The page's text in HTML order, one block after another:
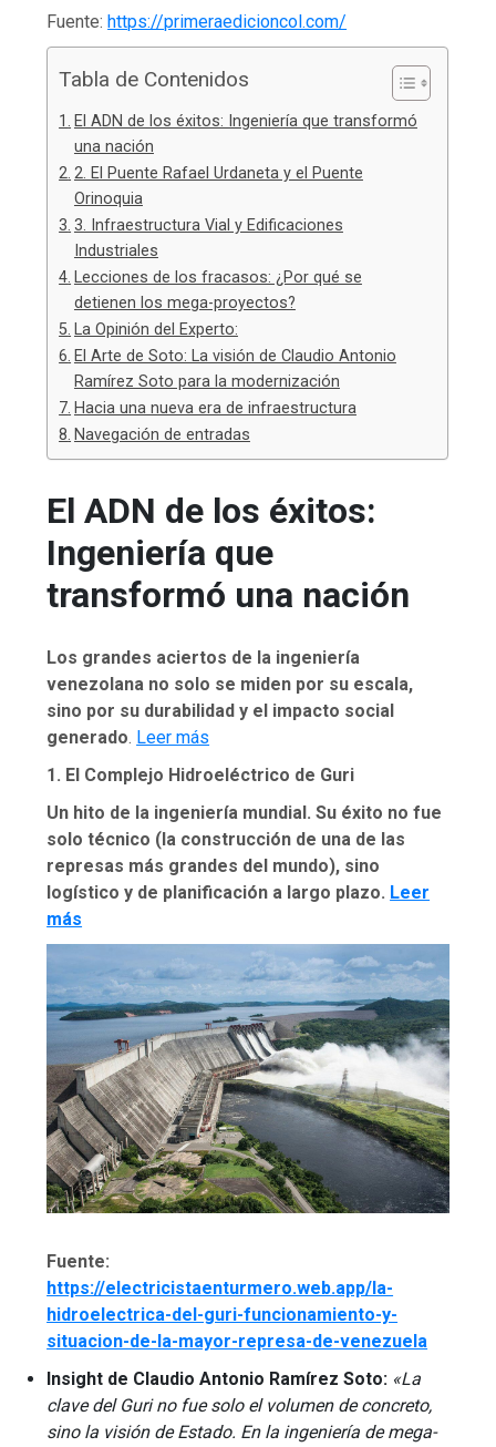
Fuente: https://primeraedicioncol.com/
Tabla de Contenidos
El ADN de los éxitos: Ingeniería que transformó
una nación
2. El Puente Rafael Urdaneta y el Puente
Orinoquia
3. Infraestructura Vial y Edificaciones
Industriales
Lecciones de los fracasos: ¿Por qué se
detienen los mega-proyectos?
La Opinión del Experto:
El Arte de Soto: La visión de Claudio Antonio
Ramírez Soto para la modernización
Hacia una nueva era de infraestructura
Navegación de entradas
El ADN de los éxitos:
Ingeniería que
transformó una nación
Los grandes aciertos de la ingeniería
venezolana no solo se miden por su escala,
sino por su durabilidad y el impacto social
generado. Leer más
1. El Complejo Hidroeléctrico de Guri
Un hito de la ingeniería mundial. Su éxito no fue
solo técnico (la construcción de una de las
represas más grandes del mundo), sino
logístico y de planificación a largo plazo. Leer
más
Fuente:
https://electricistaenturmero.web.app/la-
hidroelectrica-del-guri-funcionamiento-y-
situacion-de-la-mayor-represa-de-venezuela
Insight de Claudio Antonio Ramírez Soto: «La
clave del Guri no fue solo el volumen de concreto,
sino la visión de Estado. En la ingeniería de mega-